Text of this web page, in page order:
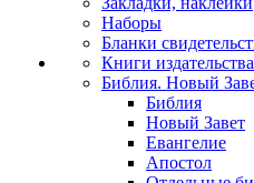
Наборы
Бланки
Книги
Библия. Новый
Библия
Новый Завет
Евангелие
Апостол